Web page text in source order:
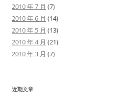
2010 年 7 月 (7)
2010 年 6 月 (14)
2010 年 5 月 (13)
2010 年 4 月 (21)
2010 年 3 月 (7)
近期文章